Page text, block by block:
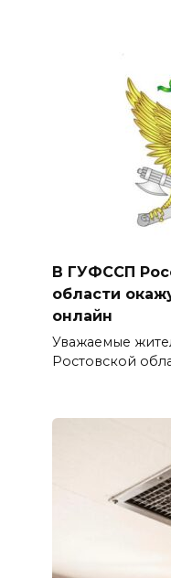
В ГУФССП
области
онлайн
Уважаемые
Ростовской